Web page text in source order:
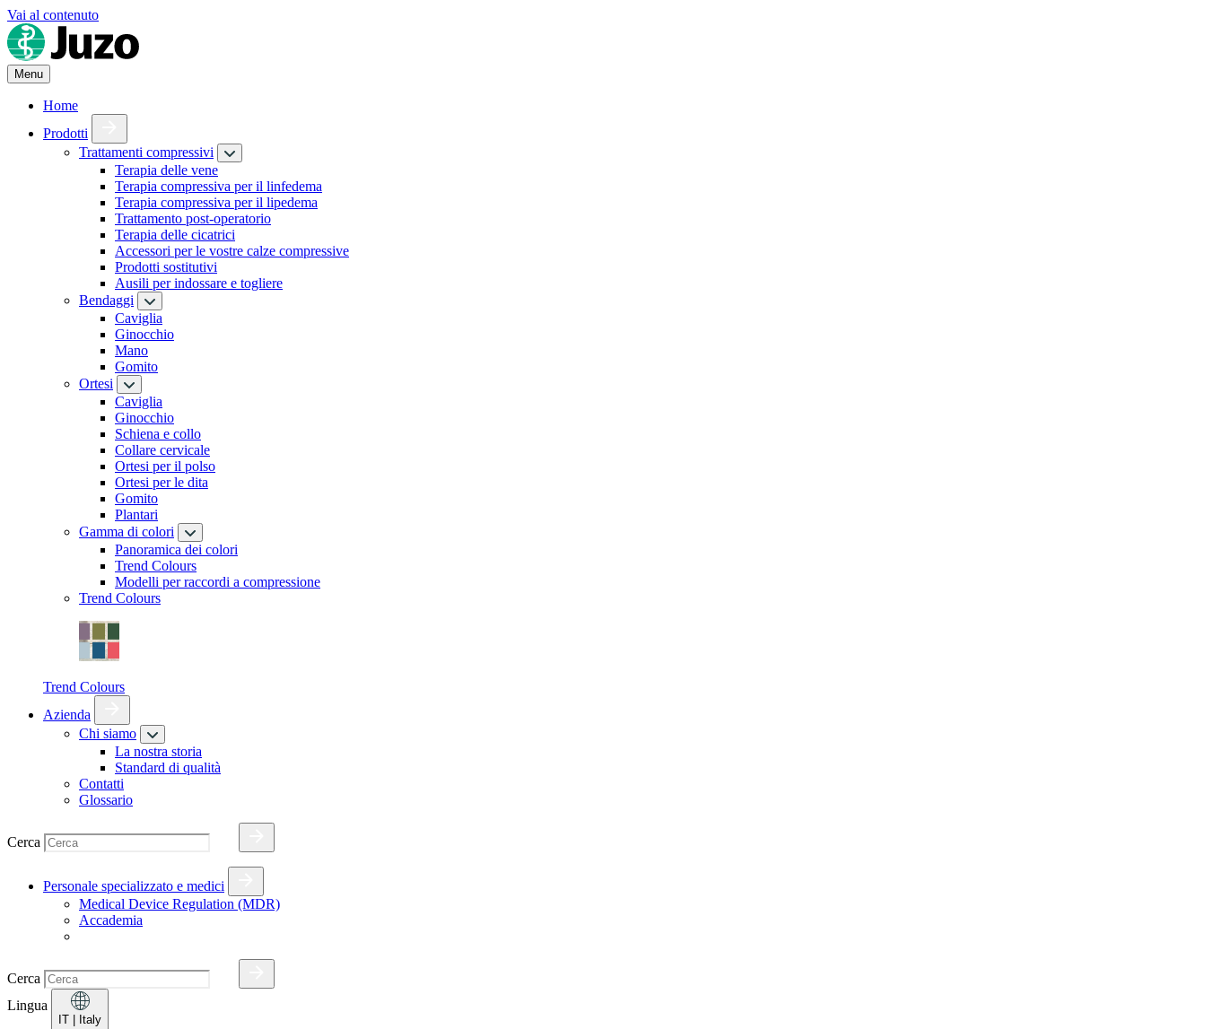
Vai al contenuto
Menu
Home
Prodotti
Trattamenti compressivi
Terapia delle vene
Terapia compressiva per il linfedema
Terapia compressiva per il lipedema
Trattamento post-operatorio
Terapia delle cicatrici
Accessori per le vostre calze compressive
Prodotti sostitutivi
Ausili per indossare e togliere
Bendaggi
Caviglia
Ginocchio
Mano
Gomito
Ortesi
Caviglia
Ginocchio
Schiena e collo
Collare cervicale
Ortesi per il polso
Ortesi per le dita
Gomito
Plantari
Gamma di colori
Panoramica dei colori
Trend Colours
Modelli per raccordi a compressione
Trend Colours
Trend Colours
Azienda
Chi siamo
La nostra storia
Standard di qualità
Contatti
Glossario
Cerca
Personale specializzato e medici
Medical Device Regulation (MDR)
Accademia
Cerca
Lingua
IT | Italy